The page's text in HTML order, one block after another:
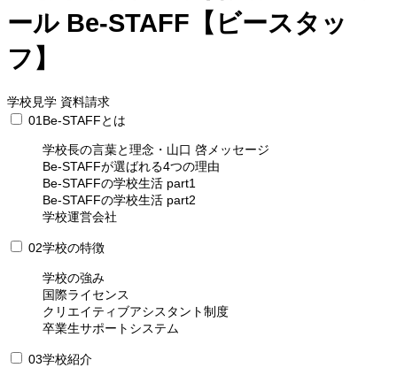
学校見学 資料請求
01 Be-STAFFとは
学校長の言葉と理念・山口 啓メッセージ
Be-STAFFが選ばれる4つの理由
Be-STAFFの学校生活 part1
Be-STAFFの学校生活 part2
学校運営会社
02学校の特徴
学校の強み
国際ライセンス
クリエイティブアシスタント制度
卒業生サポートシステム
03学校紹介